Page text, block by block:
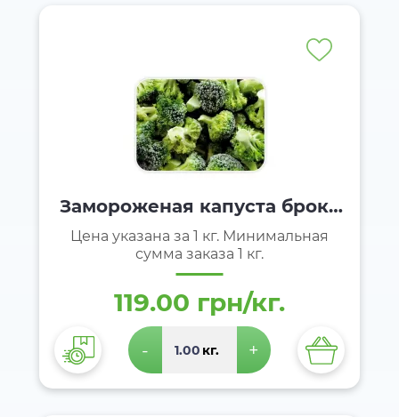
Замороженая капуста брокк
оли
Цена указана за 1 кг. Минимальная
сумма заказа 1 кг.
119.00 грн/кг.
- кг. +